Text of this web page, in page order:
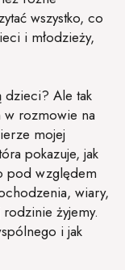
wszystko, co
i młodzieży,
dzieci? Ale tak
rozmowie na
mojej
pokazuje, jak
pod względem
wiary,
żyjemy.
i jak